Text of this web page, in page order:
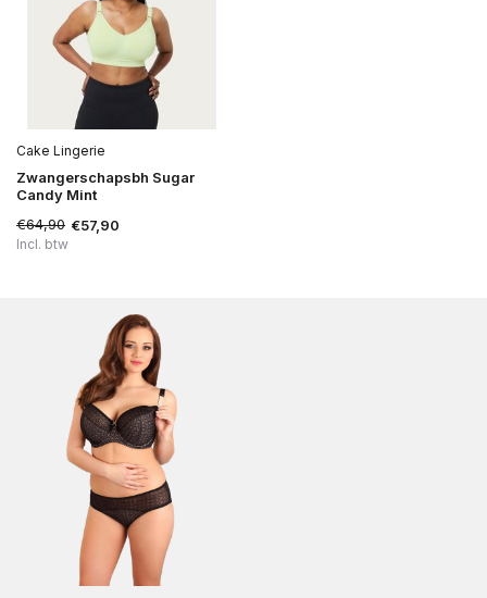
Cake Lingerie
Zwangerschapsbh Sugar
Candy Mint
€64,90 €57,90
Incl. btw